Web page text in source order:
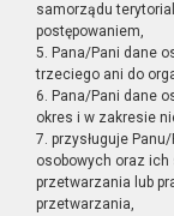
samorządu
postępowaniem,
5. Pana/Pani dane
trzeciego ani do
6. Pana/Pani dane
okres i w zakresie
7. przysługuje
osobowych oraz
przetwarzania lub
przetwarzania,